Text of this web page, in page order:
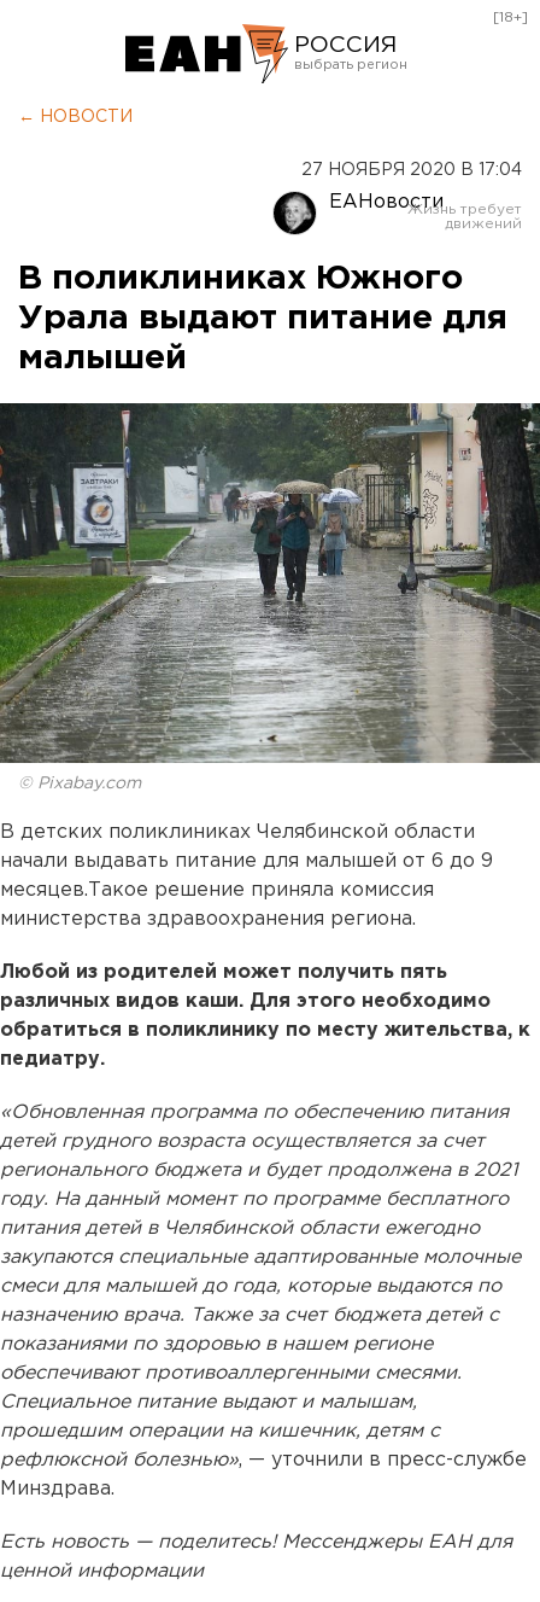
РОССИЯ
Оренбург
[18+]
← НОВОСТИ
27 НОЯБРЯ 2020 В 17:04
ЕАНовости
В поликлиниках Южного
Урала выдают питание для
малышей
© Pixabay.com
В детских поликлиниках Челябинской области
начали выдавать питание для малышей от 6 до 9
месяцев.Такое решение приняла комиссия
министерства здравоохранения региона.
Любой из родителей может получить пять
различных видов каши. Для этого необходимо
обратиться в поликлинику по месту жительства, к
педиатру.
«Обновленная программа по обеспечению питания
детей грудного возраста осуществляется за счет
регионального бюджета и будет продолжена в 2021
году. На данный момент по программе бесплатного
питания детей в Челябинской области ежегодно
закупаются специальные адаптированные молочные
смеси для малышей до года, которые выдаются по
назначению врача. Также за счет бюджета детей с
показаниями по здоровью в нашем регионе
обеспечивают противоаллергенными смесями.
Специальное питание выдают и малышам,
прошедшим операции на кишечник, детям с
рефлюксной болезнью», — уточнили в пресс-службе
Минздрава.
Есть новость — поделитесь! Мессенджеры ЕАН для
ценной информации